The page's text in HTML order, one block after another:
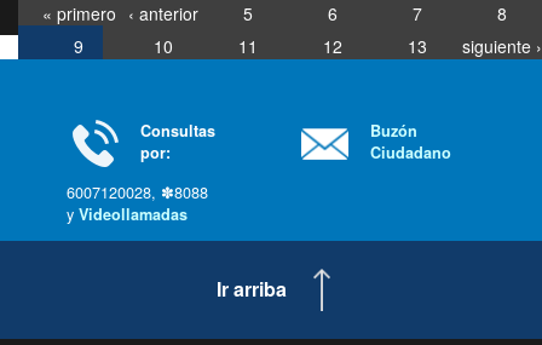
« primero ‹ anterior 5 6 7
8
9
10 11 12 13
siguiente ›
Consultas
por:
6007120028, ✽8088
y Videollamadas
Buzón
Ciudadano
Ir arriba